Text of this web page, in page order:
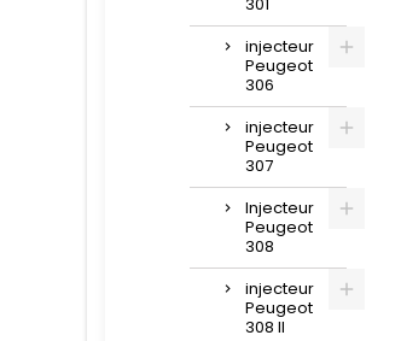
injecteur
Peugeot
306
injecteur
Peugeot
307
Injecteur
Peugeot
308
injecteur
Peugeot
308 II